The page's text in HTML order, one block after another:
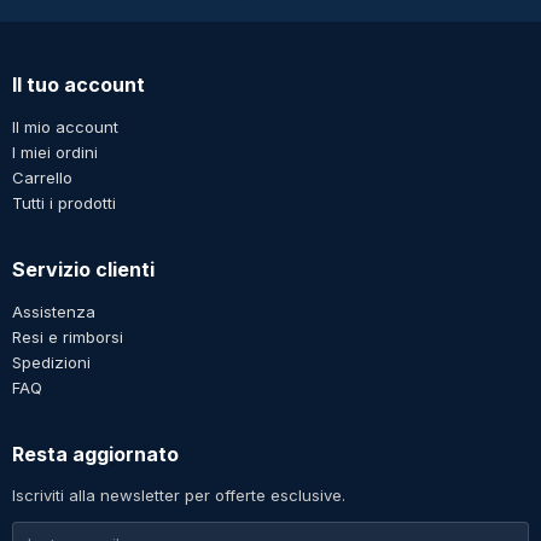
Il tuo account
Il mio account
I miei ordini
Carrello
Tutti i prodotti
Servizio clienti
Assistenza
Resi e rimborsi
Spedizioni
FAQ
Resta aggiornato
Iscriviti alla newsletter per offerte esclusive.